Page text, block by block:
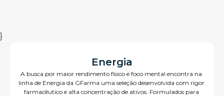
}
Energia
A busca por maior rendimento físico e foco mental encontra na
linha de Energia da GFarma uma seleção desenvolvida com rigor
farmacêutico e alta concentração de ativos. Formulados para